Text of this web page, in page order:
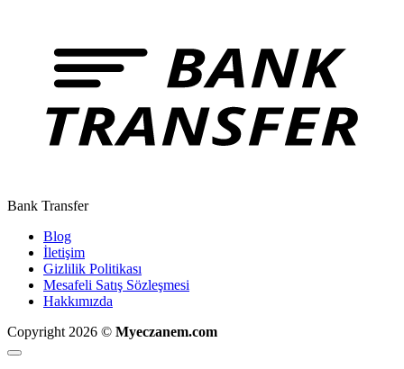
Bank Transfer
Blog
İletişim
Gizlilik Politikası
Mesafeli Satış Sözleşmesi
Hakkımızda
Copyright 2026 © Myeczanem.com